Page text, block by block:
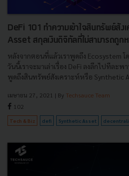
DeFi 101 ทำความเข้าใจสินทรัพย์สั
Asset สกุลเงินดิจิทัลที่ไม่สามารถถูก
หลังจากตอนที่แล้วเราพูดถึง Ecosystem
วันนี้เราจะมาเล่าเรื่อง DeFi ลงลึกไปทีละ
พูดถึงสินทรัพย์สังเคราะห์หรือ Synthetic
เมษายน 27, 2021 | By Techsauce Team
102
Tech & Biz defi Synthetic Asset